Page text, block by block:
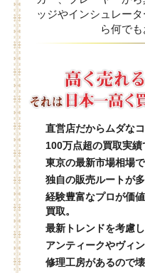
ッジやインシュレー
ら何でも
直営店だからムダな
100万点超の買取実績
東京の最新市場相場
独自の販売ルートが
経験豊富なプロが価
買取。
最新トレンドを考慮
アンティークやヴィ
修理工房があるので